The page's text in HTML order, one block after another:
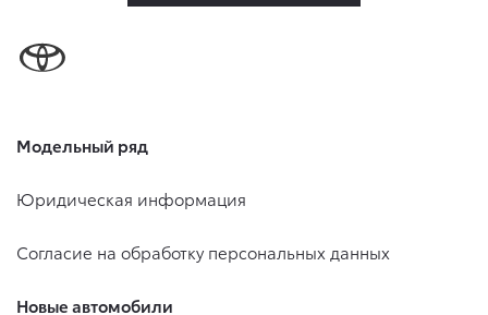
Модельный ряд
Юридическая информация
Согласие на обработку персональных данных
Новые автомобили